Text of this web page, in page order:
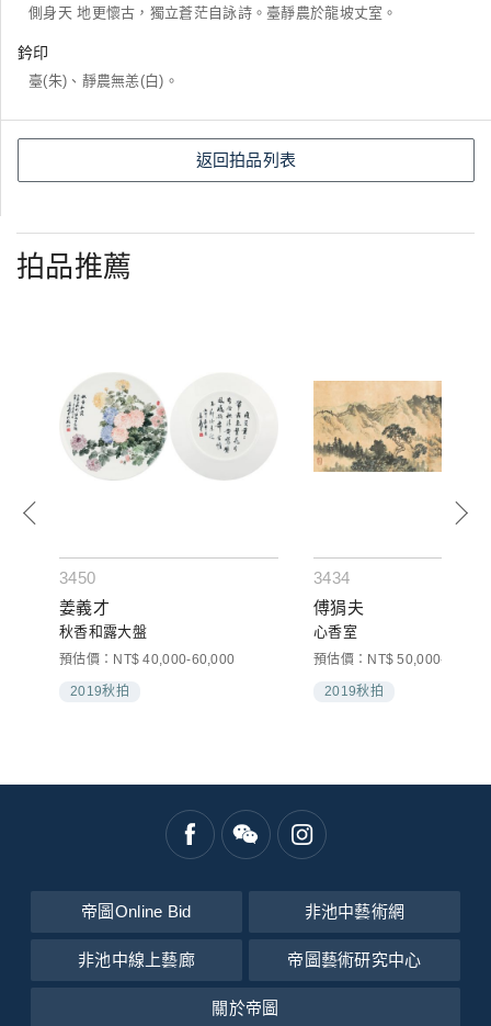
側身天 地更懷古，獨立蒼茫自詠詩。臺靜農於龍坡丈室。
鈐印
臺(朱)、靜農無恙(白)。
返回拍品列表
拍品推薦
3450
姜義才
秋香和露大盤
預估價：NT$ 40,000-60,000
2019秋拍
3434
傅狷夫
心香室
預估價：NT$ 50,000-60,000
2019秋拍
帝圖Online Bid 非池中藝術網
非池中線上藝廊 帝圖藝術研究中心
關於帝圖